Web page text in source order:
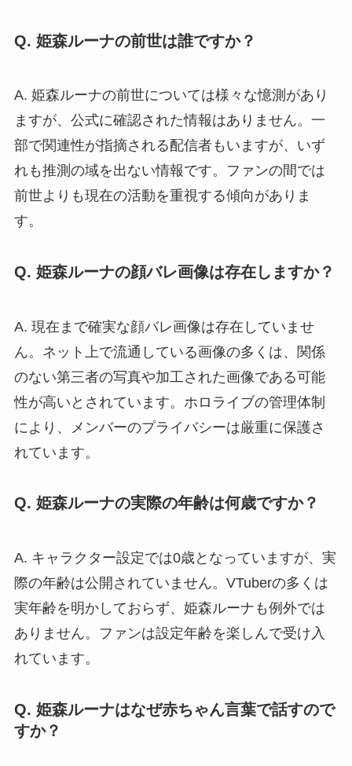
Q. 姫森ルーナの前世は誰ですか？
A. 姫森ルーナの前世については様々な憶測があり
ますが、公式に確認された情報はありません。一
部で関連性が指摘される配信者もいますが、いず
れも推測の域を出ない情報です。ファンの間では
前世よりも現在の活動を重視する傾向がありま
す。
Q. 姫森ルーナの顔バレ画像は存在しますか？
A. 現在まで確実な顔バレ画像は存在していませ
ん。ネット上で流通している画像の多くは、関係
のない第三者の写真や加工された画像である可能
性が高いとされています。ホロライブの管理体制
により、メンバーのプライバシーは厳重に保護さ
れています。
Q. 姫森ルーナの実際の年齢は何歳ですか？
A. キャラクター設定では0歳となっていますが、実
際の年齢は公開されていません。VTuberの多くは
実年齢を明かしておらず、姫森ルーナも例外では
ありません。ファンは設定年齢を楽しんで受け入
れています。
Q. 姫森ルーナはなぜ赤ちゃん言葉で話すので
すか？